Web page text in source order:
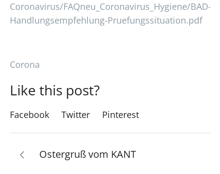
Coronavirus/FAQneu_Coronavirus_Hygiene/BAD-
Handlungsempfehlung-Pruefungssituation.pdf
Corona
Like this post?
Facebook Twitter Pinterest
Ostergruß vom KANT